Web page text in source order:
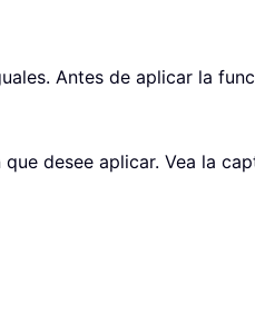
Antes de aplicar la
desee aplicar. Vea la